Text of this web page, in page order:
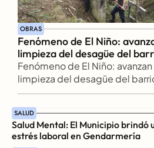
OBRAS
Fenómeno de El Niño:
limpieza del desagüe del
Fenómeno de El Niño:
limpieza del desagüe del
SALUD
Salud Mental: El Municipio brindó
estrés laboral en Gendarmería